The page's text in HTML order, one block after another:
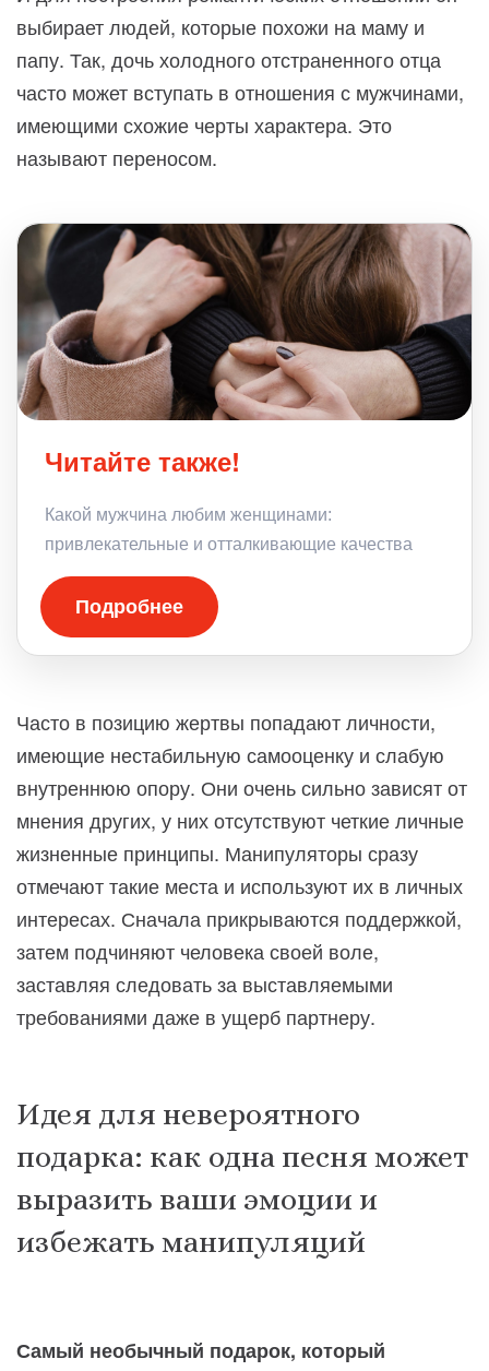
выбирает людей, которые похожи на маму и
папу. Так, дочь холодного отстраненного отца
часто может вступать в отношения с мужчинами,
имеющими схожие черты характера. Это
называют переносом.
Читайте также!
Какой мужчина любим женщинами:
привлекательные и отталкивающие качества
Подробнее
Часто в позицию жертвы попадают личности,
имеющие нестабильную самооценку и слабую
внутреннюю опору. Они очень сильно зависят от
мнения других, у них отсутствуют четкие личные
жизненные принципы. Манипуляторы сразу
отмечают такие места и используют их в личных
интересах. Сначала прикрываются поддержкой,
затем подчиняют человека своей воле,
заставляя следовать за выставляемыми
требованиями даже в ущерб партнеру.
Идея для невероятного
подарка: как одна песня может
выразить ваши эмоции и
избежать манипуляций
Самый необычный подарок, который